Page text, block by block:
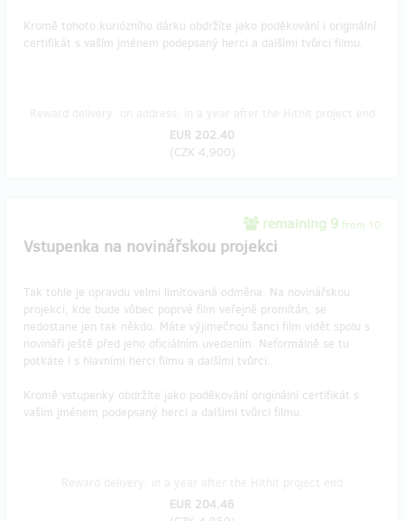
Kromě tohoto kuriózního dárku obdržíte jako poděkování i originální
certifikát s vaším jménem podepsaný herci a dalšími tvůrci filmu.
EUR 202.40
(CZK 4,900)
remaining 9 from 10
Vstupenka na novinářskou projekci
Tak tohle je opravdu velmi limitovaná odměna. Na novinářskou
projekci, kde bude vůbec poprvé film veřejně promítán, se
nedostane jen tak někdo. Máte výjimečnou šanci film vidět spolu s
novináři ještě před jeho oficiálním uvedením. Neformálně se tu
potkáte i s hlavními herci filmu a dalšími tvůrci.
Kromě vstupenky obdržíte jako poděkování originální certifikát s
vaším jménem podepsaný herci a dalšími tvůrci filmu.
EUR 204.46